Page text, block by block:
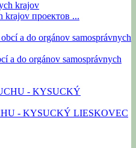
krajov проектов ...
a do orgánov samosprávnych
- KYSUCKÝ LIESKOVEC